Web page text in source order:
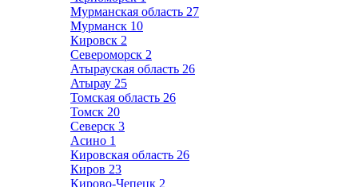
Мурманская область 27
Мурманск 10
Кировск 2
Североморск 2
Атырауская область 26
Атырау 25
Томская область 26
Томск 20
Северск 3
Асино 1
Кировская область 26
Киров 23
Кирово-Чепецк 2